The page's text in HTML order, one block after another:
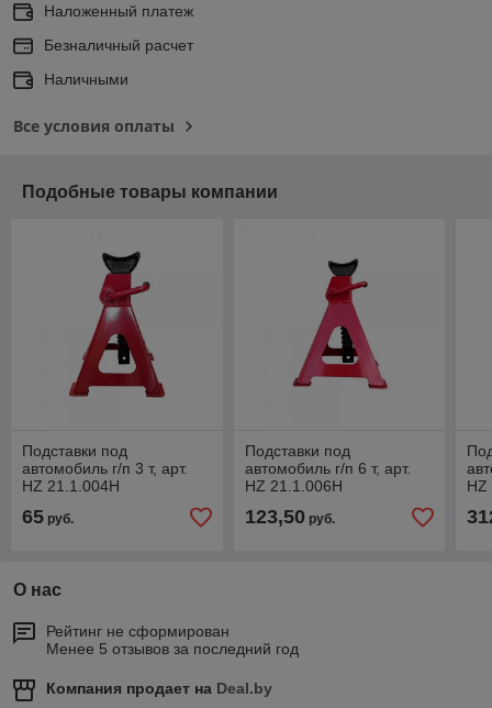
Наложенный платеж
Безналичный расчет
Наличными
Все условия оплаты
Подобные товары компании
Подставки под
автомобиль г/п 3 т, арт.
HZ 21.1.004H
65 руб.
Подставки под
автомобиль г/п 6 т, арт.
HZ 21.1.006H
123,50руб.
HZ
О нас
Рейтинг не сформирован
Менее 5 отзывов за последний год
Компания продает на Deal.by